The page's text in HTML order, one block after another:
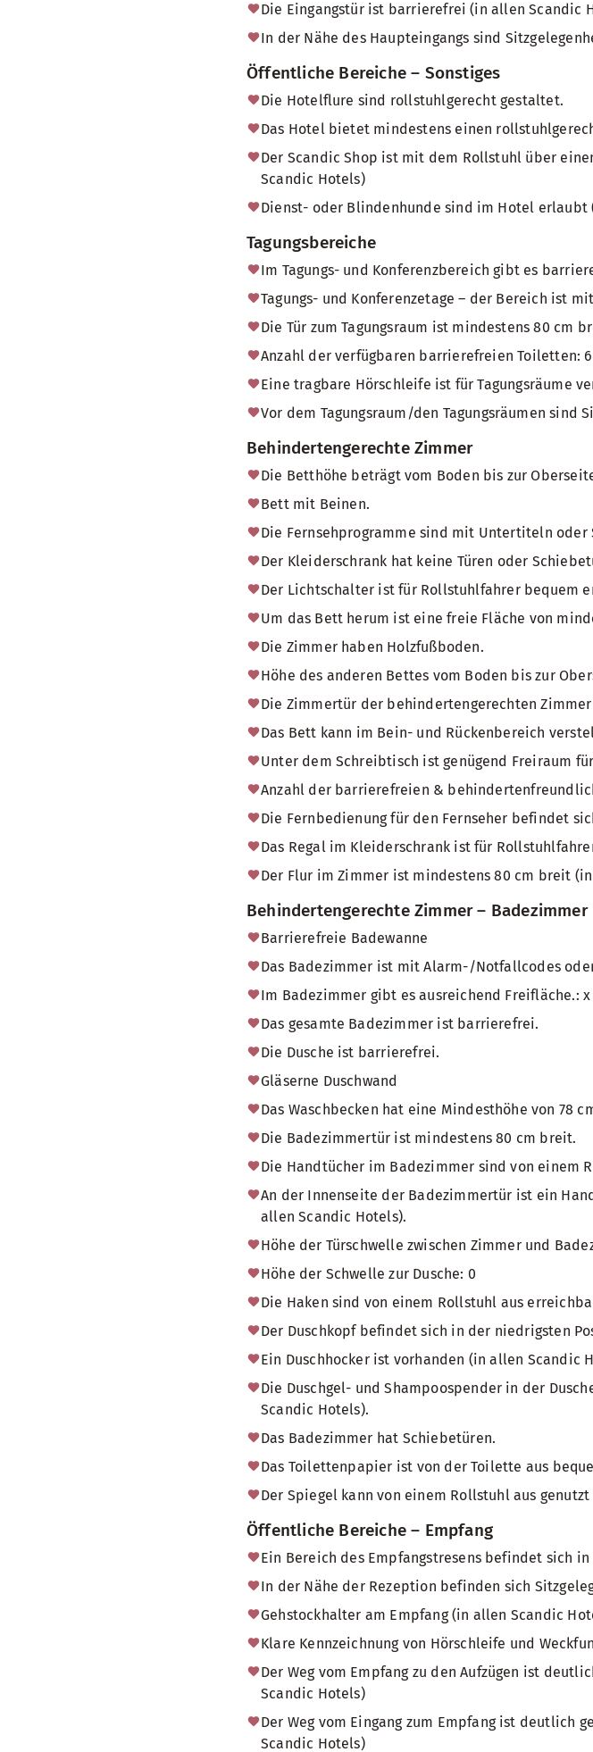
Die Eingangstür ist barrierefrei (in allen Scandic
In der Nähe des Haupteingangs sind
Öffentliche Bereiche – Sonstiges
Die Hotelflure sind rollstuhlgerecht gestaltet.
Das Hotel bietet mindestens einen
Der Scandic Shop ist mit dem Rollstuhl über
Scandic Hotels)
Dienst- oder Blindenhunde sind im Hotel erlaubt
Tagungsbereiche
Im Tagungs- und Konferenzbereich gibt es
Tagungs- und Konferenzetage – der Bereich ist
Die Tür zum Tagungsraum ist mindestens 80 cm
Anzahl der verfügbaren barrierefreien Toiletten: 6
Eine tragbare Hörschleife ist für Tagungsräume
Vor dem Tagungsraum/den Tagungsräumen sind
Behindertengerechte Zimmer
Die Betthöhe beträgt vom Boden bis zur
Bett mit Beinen.
Die Fernsehprogramme sind mit Untertiteln oder
Der Kleiderschrank hat keine Türen oder
Der Lichtschalter ist für Rollstuhlfahrer bequem
Um das Bett herum ist eine freie Fläche von
Die Zimmer haben Holzfußboden.
Höhe des anderen Bettes vom Boden bis zur
Die Zimmertür der behindertengerechten
Das Bett kann im Bein- und Rückenbereich
Unter dem Schreibtisch ist genügend Freiraum
Anzahl der barrierefreien &
Die Fernbedienung für den Fernseher befindet
Das Regal im Kleiderschrank ist für
Der Flur im Zimmer ist mindestens 80 cm breit
Behindertengerechte Zimmer – Badezimmer
Barrierefreie Badewanne
Das Badezimmer ist mit Alarm-/Notfallcodes
Im Badezimmer gibt es ausreichend Freifläche.: x
Das gesamte Badezimmer ist barrierefrei.
Die Dusche ist barrierefrei.
Gläserne Duschwand
Das Waschbecken hat eine Mindesthöhe von 78
Die Badezimmertür ist mindestens 80 cm breit.
Die Handtücher im Badezimmer sind von einem
An der Innenseite der Badezimmertür ist ein
allen Scandic Hotels).
Höhe der Türschwelle zwischen Zimmer und
Höhe der Schwelle zur Dusche: 0
Die Haken sind von einem Rollstuhl aus
Der Duschkopf befindet sich in der niedrigsten
Ein Duschhocker ist vorhanden (in allen Scandic
Die Duschgel- und Shampoospender in der
Scandic Hotels).
Das Badezimmer hat Schiebetüren.
Das Toilettenpapier ist von der Toilette aus
Der Spiegel kann von einem Rollstuhl aus
Öffentliche Bereiche – Empfang
Ein Bereich des Empfangstresens befindet sich
In der Nähe der Rezeption befinden sich
Gehstockhalter am Empfang (in allen Scandic
Klare Kennzeichnung von Hörschleife und
Der Weg vom Empfang zu den Aufzügen ist
Scandic Hotels)
Der Weg vom Eingang zum Empfang ist deutlich
Scandic Hotels)